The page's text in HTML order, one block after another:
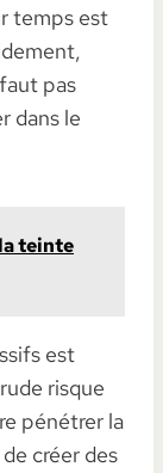
temps est
pas
dans le
teinte
est
risque
pénétrer la
créer des